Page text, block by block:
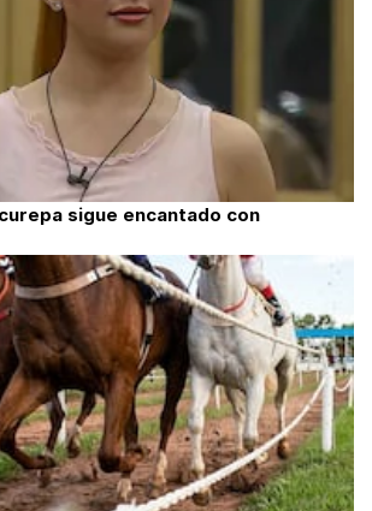
sigue encantado con